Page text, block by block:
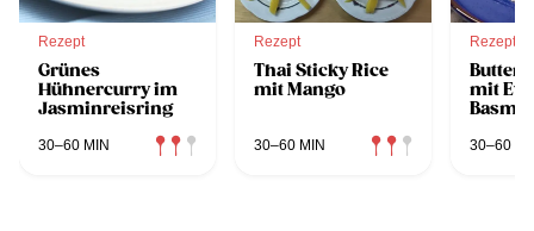
Rezept
Grünes
Hühnercurry im
Jasminreisring
30–60 MIN
Rezept
Thai Sticky Rice
mit Mango
30–60 MIN
Rezept
Butter
mit
30–60